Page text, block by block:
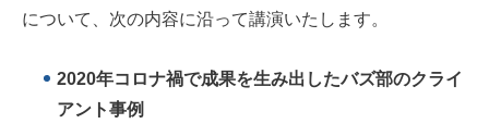
について、次の内容に沿って講演いたします。
2020年コロナ禍で成果を生み出したバズ部のクライ
アント事例